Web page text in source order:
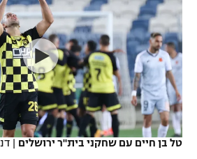
VOD
רץ ברשת
תוצאות
נבחרת ישראל
מכבי חיפה
בית"ר ירושלים
מכבי תל אביב
הפועל תל אביב
ליגה ספרדית
ליגה איטלקית
ליגה צרפתית
ליגה הולנדית
כדורסל נשים
מכבי תל אביב
הפועל חולון
הפועל ירושלים
דני אבדיה
יורוליג
יורוקאפ
טניס
כדוריד
כדורעף
שחייה
טל בן חיים עם שחקני בית"ר ירושלים |